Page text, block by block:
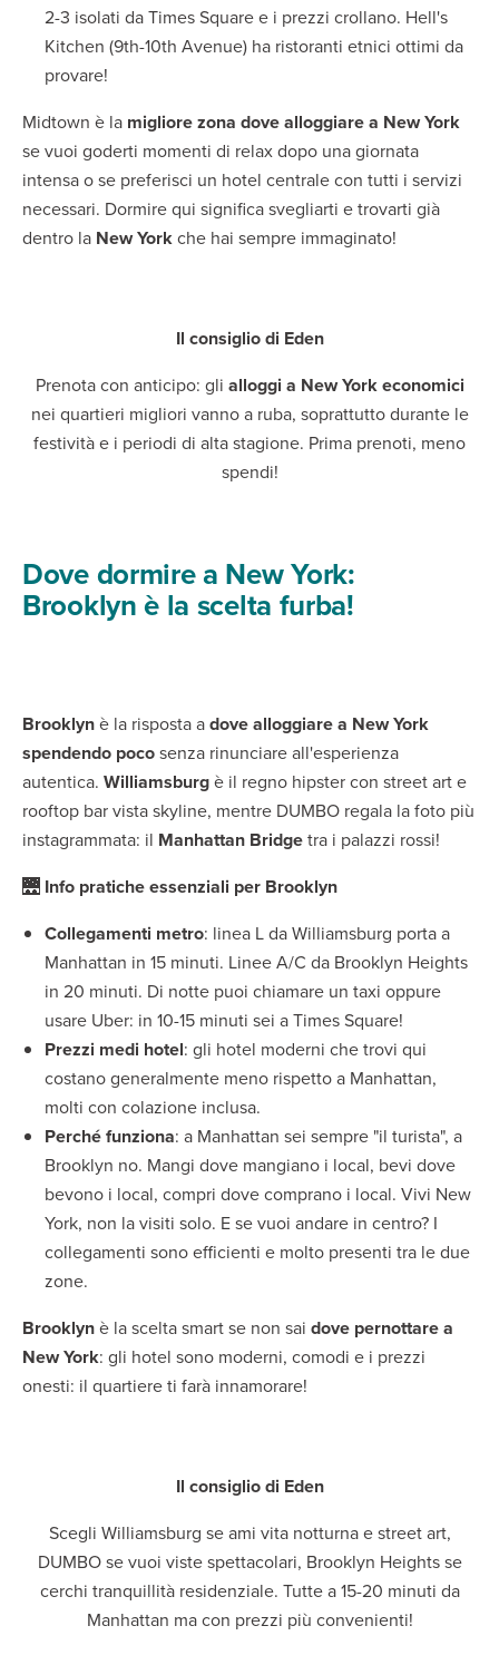
2-3 isolati da Times Square e i prezzi crollano. Hell's
Kitchen (9th-10th Avenue) ha ristoranti etnici ottimi da
provare!
Midtown è la migliore zona dove alloggiare a New York
se vuoi goderti momenti di relax dopo una giornata
intensa o se preferisci un hotel centrale con tutti i servizi
necessari. Dormire qui significa svegliarti e trovarti già
dentro la New Yorkche hai sempre immaginato!
Il consiglio di Eden
Prenota con anticipo: gli alloggi a New York economici
nei quartieri migliori vanno a ruba, soprattutto durante le
festività e i periodi di alta stagione. Prima prenoti, meno
spendi!
Dove dormire a New York:
Brooklyn è la scelta furba!
Brooklynè la risposta adove alloggiare a New York
spendendo pocosenza rinunciare all'esperienza
autentica. Williamsburgè il regno hipster con street art e
rooftop bar vista skyline, mentre DUMBO regala la foto più
instagrammata: il Manhattan Bridgetra i palazzi rossi!
🌉 Info pratiche essenziali per Brooklyn
Collegamenti metro: linea L da Williamsburg porta a
Manhattan in 15 minuti. Linee A/C da Brooklyn Heights
in 20 minuti. Di notte puoi chiamare un taxi oppure
usare Uber: in 10-15 minuti sei a Times Square!
Prezzi medi hotel: gli hotel moderni che trovi qui
costano generalmente meno rispetto a Manhattan,
molti con colazione inclusa.
Perché funziona: a Manhattan sei sempre "il turista", a
Brooklyn no. Mangi dove mangiano i local, bevi dove
bevono i local, compri dove comprano i local. Vivi New
York, non la visiti solo. E se vuoi andare in centro? I
collegamenti sono efficienti e molto presenti tra le due
zone.
Brooklynè la scelta smart se non sai dove pernottare a
New York: gli hotel sono moderni, comodi e i prezzi
onesti: il quartiere ti farà innamorare!
Il consiglio di Eden
Scegli Williamsburg se ami vita notturna e street art,
DUMBO se vuoi viste spettacolari, Brooklyn Heights se
cerchi tranquillità residenziale. Tutte a 15-20 minuti da
Manhattan ma con prezzi più convenienti!